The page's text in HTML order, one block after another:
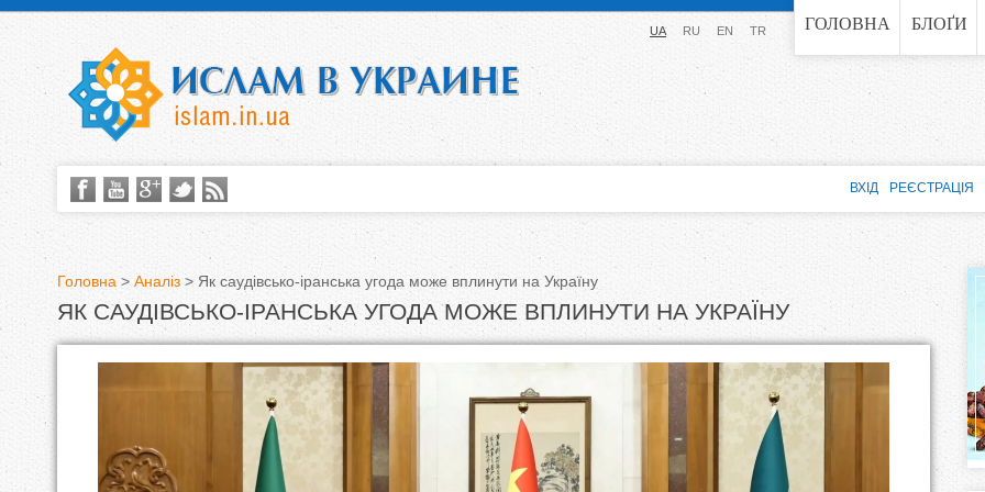
Jump to navigation ГОЛОВНА БЛОҐИ
UA RU EN TR
В
Головна > Аналіз > Як саудівсько-іранська угода може вплинути на Україну
ЯК САУДІВСЬКО-ІРАНСЬКА УГОДА МОЖЕ ВПЛИНУТИ НА УКРАЇНУ
ВХІД РЕЄСТРАЦІЯ